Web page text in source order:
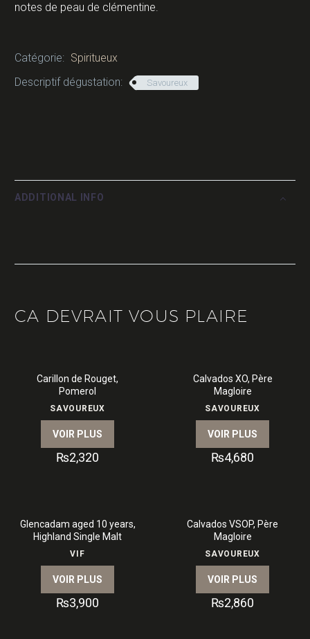
notes de peau de clémentine.
Catégorie: Spiritueux
Descriptif dégustation:
Savoureux
ADDITIONAL INFO
CA DEVRAIT VOUS PLAIRE
Carillon de Rouget,
Pomerol
SAVOUREUX
VOIR PLUS
₨2,320
Calvados XO, Père
Magloire
SAVOUREUX
VOIR PLUS
₨4,680
Glencadam aged 10 years,
Highland Single Malt
VIF
VOIR PLUS
₨3,900
Calvados VSOP, Père
Magloire
SAVOUREUX
VOIR PLUS
₨2,860